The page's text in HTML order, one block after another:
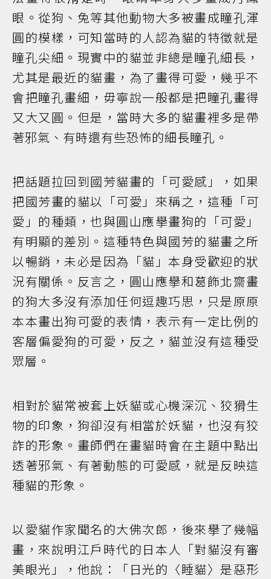
眼。從狗、兔等其他動物大多被畫成瞳孔渾
圓的模樣，可知當時的人認為貓的特徵就是
瞳孔尖細。現實中的貓並非總是瞳孔細長，
尤其是最近的貓畫，為了畫得可愛，幾乎不
會把瞳孔畫細，毋寧說一般都是把瞳孔畫得
又大又圓。但是，當時大多的貓畫裡多是帶
著邪氣、有時還有些恐怖的細長瞳孔。
把話題拉回到國芳貓畫的「可愛感」，如果
把國芳畫的貓以「可愛」來稱之，這種「可
愛」的種類，也與圓山應擧畫狗的「可愛」
有明顯的差別。這種特色與國芳的貓畫之所
以暢銷，未必是因為「貓」本身受歡迎的狀
況有關係。反言之，圓山應擧和葛飾北齋畫
的狗大多沒有添加任何逗趣巧思，只是原原
本本畫出狗可愛的表情，表示有一定比例的
客層偏愛狗的可愛，反之，貓並沒有這種受
眾層。
相對於貓常被套上妖貓或心機深沉、狡猾生
物的印象，狗卻沒有相當於妖貓，也沒有狡
詐的形象。畫師們在畫貓時會在主題中點出
透著邪氣、有著動態的可愛感，就是反映這
種貓的形象。
以愛貓作家聞名的大佛次郎，後來擧了幾幅
畫，來說明江戶時代的日本人「對貓沒有審
美眼光」，他說：「日光的〈睡貓〉是惡形